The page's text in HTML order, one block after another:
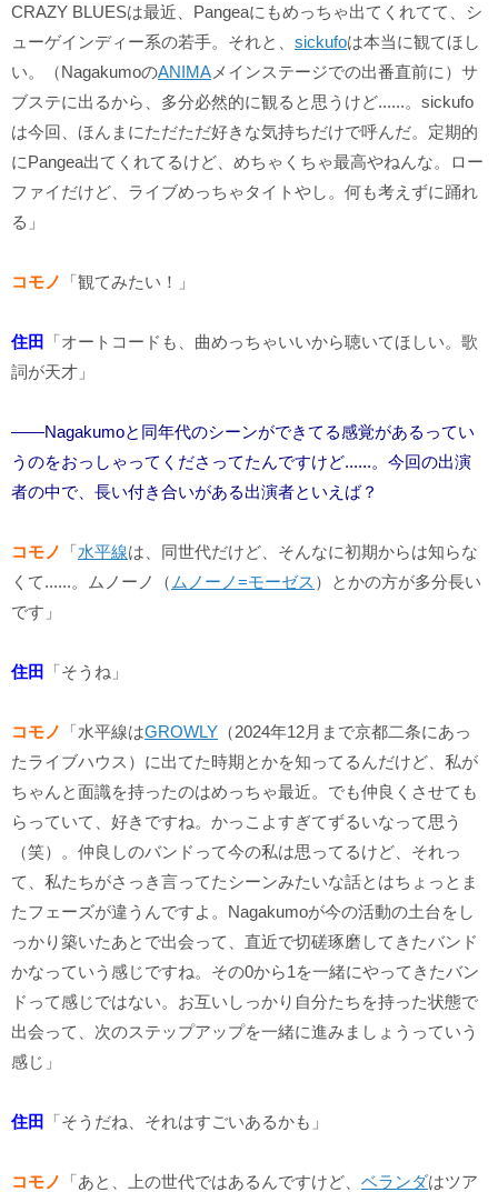
CRAZY BLUESは最近、Pangeaにもめっちゃ出てくれてて、シ
ューゲインディー系の若手。それと、 sickufoは本当に観てほし
い。（NagakumoのANIMA メインステージでの出番直前に）サ
ブステに出るから、多分必然的に観ると思うけど......。sickufo
は今回、ほんまにただただ好きな気持ちだけで呼んだ。定期的
にPangea出てくれてるけど、めちゃくちゃ最高やねんな。ロー
ファイだけど、ライブめっちゃタイトやし。何も考えずに踊れ
る」
コモノ 「観てみたい！」
住田
「オートコードも、曲めっちゃいいから聴いてほしい。歌
詞が天才」
――Nagakumoと同年代のシーンができてる感覚があるってい
うのをおっしゃってくださってたんですけど......。今回の出演
者の中で、長い付き合いがある出演者といえば？
コモノ 「水平線は、同世代だけど、そんなに初期からは知らな
くて......。ムノーノ（ ムノーノ=モーゼス ）とかの方が多分長い
です」
住田 「そうね」
コモノ 「水平線はGROWLY （2024年12月まで京都二条にあっ
たライブハウス）に出てた時期とかを知ってるんだけど、私が
ちゃんと面識を持ったのはめっちゃ最近。でも仲良くさせても
らっていて、好きですね。かっこよすぎてずるいなって思う
（笑）。仲良しのバンドって今の私は思ってるけど、それっ
て、私たちがさっき言ってたシーンみたいな話とはちょっとま
たフェーズが違うんですよ。Nagakumoが今の活動の土台をし
っかり築いたあとで出会って、直近で切磋琢磨してきたバンド
かなっていう感じですね。その0から1を一緒にやってきたバン
ドって感じではない。お互いしっかり自分たちを持った状態で
出会って、次のステップアップを一緒に進みましょうっていう
感じ」
住田 「そうだね、それはすごいあるかも」
コモノ 「あと、上の世代ではあるんですけど、 ベランダはツア